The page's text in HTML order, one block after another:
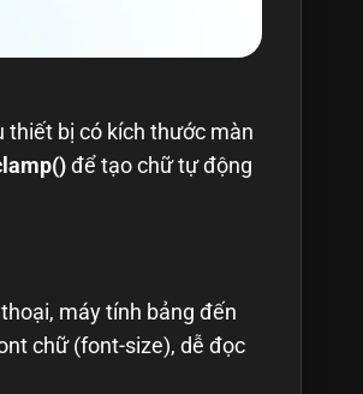
thiết bị có kích thước màn
để tạo chữ tự động
máy tính bảng đến
chữ (font-size), dễ đọc